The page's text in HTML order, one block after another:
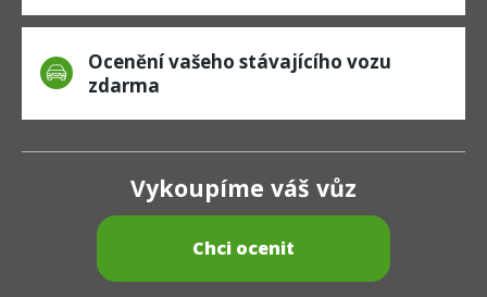
Ocenění vašeho stávajícího vozu
zdarma
Vykoupíme váš vůz
Chci ocenit